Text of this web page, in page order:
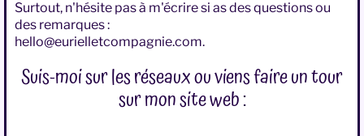
Surtout, n'hésite pas à m'écrire si as des questions ou
des remarques :
hello@eurielletcompagnie.com.
Suis-moi sur les réseaux ou viens faire un tour
sur mon site web :